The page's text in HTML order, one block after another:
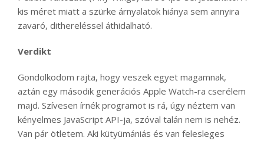
kis méret miatt a szürke árnyalatok hiánya sem annyira
zavaró, dithereléssel áthidalható.
Verdikt
Gondolkodom rajta, hogy veszek egyet magamnak,
aztán egy második generációs Apple Watch-ra cserélem
majd. Szívesen írnék programot is rá, úgy néztem van
kényelmes JavaScript API-ja, szóval talán nem is nehéz.
Van pár ötletem. Aki kütyümániás és van felesleges